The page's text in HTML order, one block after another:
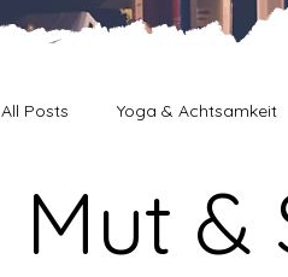
All Posts Yoga & Achtsamkeit
Energy Update 9-
Mut &